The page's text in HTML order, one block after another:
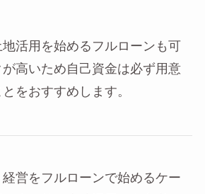
活用を始めるフルローンも可
高いため自己資金は必ず用意
をおすすめします。
営をフルローンで始めるケー